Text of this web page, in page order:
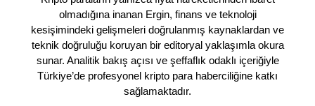
olmadığına inanan Ergin, finans ve teknoloji
kesişimindeki gelişmeleri doğrulanmış kaynaklardan ve
teknik doğruluğu koruyan bir editoryal yaklaşımla okura
sunar. Analitik bakış açısı ve şeffaflık odaklı içeriğiyle
Türkiye’de profesyonel kripto para haberciliğine katkı
sağlamaktadır.